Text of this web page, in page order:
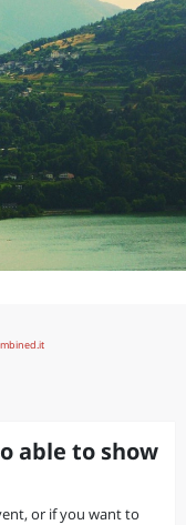
able to show
or if you want to